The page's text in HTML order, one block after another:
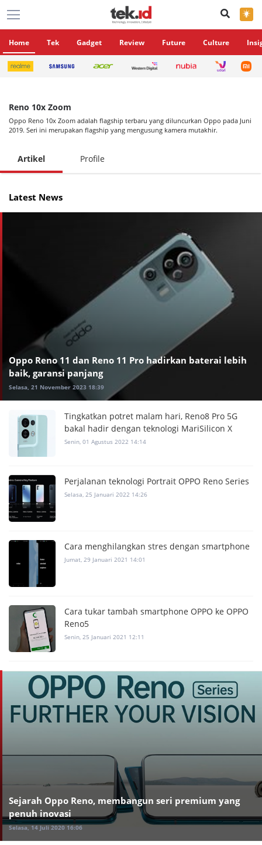
×
Home Tek Gadget Review Future Culture
Reno 10x Zoom
Oppo Reno 10x Zoom adalah flagship terbaru yang diluncurkan Oppo pada Juni
2019. Seri ini merupakan flagship yang mengusung kamera mutakhir.
Artikel Profile
Latest News
Oppo Reno 11 dan Reno 11 Pro hadirkan baterai lebih
baik, garansi panjang
Selasa, 21 November 2023 18:39
Tingkatkan potret malam hari, Reno8 Pro 5G
bakal hadir dengan teknologi MariSilicon X
Senin, 01 Agustus 2022 14:14
Perjalanan teknologi Portrait OPPO Reno Series
Selasa, 25 Januari 2022 14:26
Cara menghilangkan stres dengan smartphone
Jumat, 29 Januari 2021 14:01
Cara tukar tambah smartphone OPPO ke OPPO
Reno5
Senin, 25 Januari 2021 12:11
Sejarah Oppo Reno, membangun seri premium yang
penuh inovasi
Selasa, 14 Juli 2020 16:06